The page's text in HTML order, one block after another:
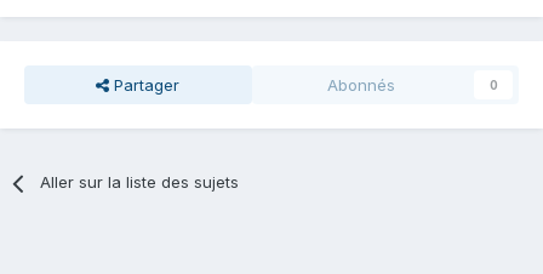
Partager Abonnés 0
Aller sur la liste des sujets